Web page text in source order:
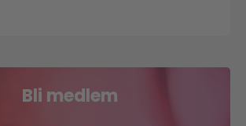
Bli medlem